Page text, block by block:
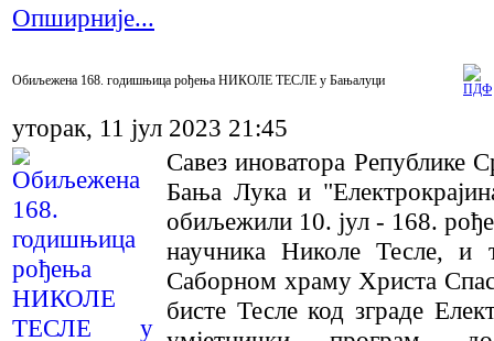
Опширније...
Обиљежена 168. годишњица рођења НИКОЛЕ ТЕСЛЕ у Бањалуци
уторак, 11 јул 2023 21:45
Савез иноватора Републике
Бања Лука и
обиљежили 10. jул - 168.
научника Николе Тесле,
Саборном храму Христа
бисте Тесле код зграде